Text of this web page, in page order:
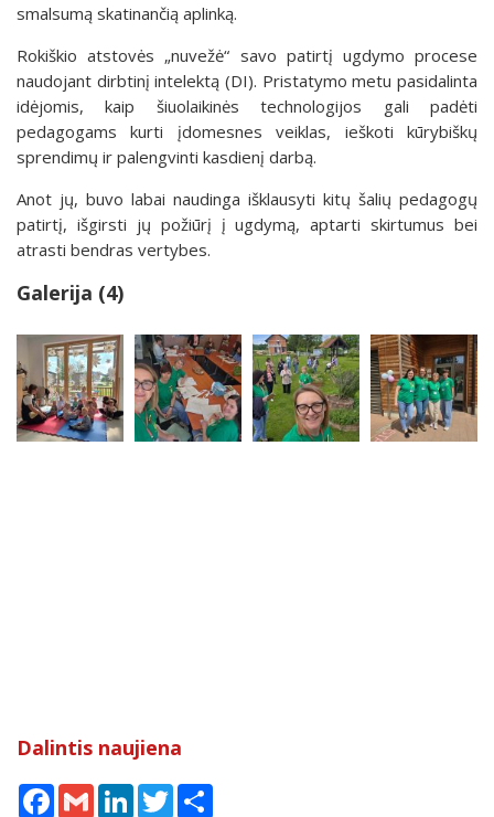
smalsumą skatinančią aplinką.
Rokiškio atstovės „nuvežė“ savo patirtį ugdymo procese
naudojant dirbtinį intelektą (DI). Pristatymo metu pasidalinta
idėjomis, kaip šiuolaikinės technologijos gali padėti
pedagogams kurti įdomesnes veiklas, ieškoti kūrybiškų
sprendimų ir palengvinti kasdienį darbą.
Anot jų, buvo labai naudinga išklausyti kitų šalių pedagogų
patirtį, išgirsti jų požiūrį į ugdymą, aptarti skirtumus bei
atrasti bendras vertybes.
Galerija (4)
Dalintis naujiena
Facebook
Gmail LinkedInTwitter